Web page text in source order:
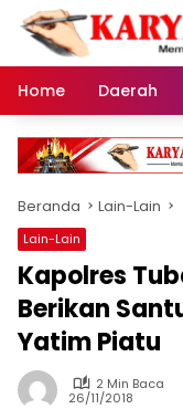
Langsung
konten
Home
Daerah
Beranda Lain-Lain
Lain-Lain
Kapolres
Berikan
Yatim Piatu
2 Min Baca
26/11/2018